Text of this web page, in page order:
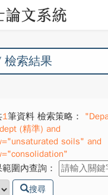
索結果
1筆資料 檢索策略：
(精準) and
soils" and
圍內查詢：
搜尋